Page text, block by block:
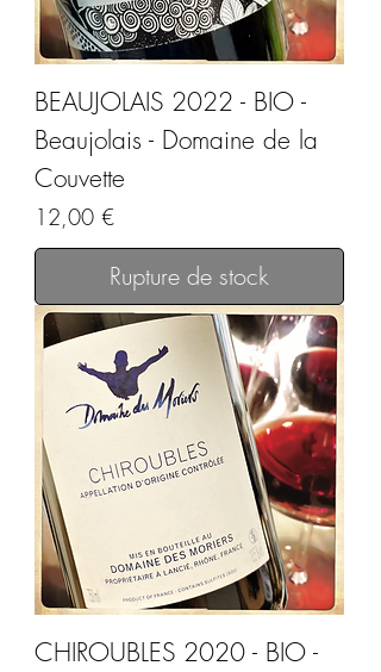
BEAUJOLAIS 2022 - BIO -
Beaujolais - Domaine de la
Couvette
Prix
12,00 €
Rupture de stock
CHIROUBLES 2020 - BIO -